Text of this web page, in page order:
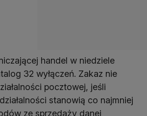
handel w niedziele
32 wyłączeń. Zakaz nie
pocztowej, jeśli
stanowią co najmniej
ze sprzedaży danej